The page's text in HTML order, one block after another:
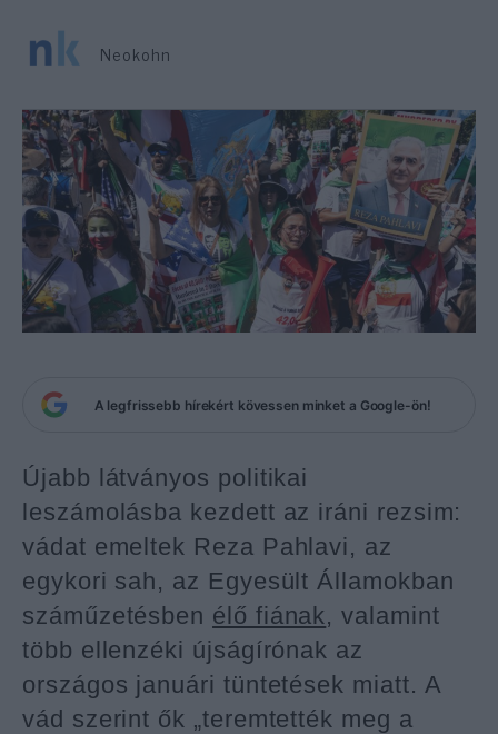
Neokohn
A legfrissebb hírekért kövessen minket a Google-ön!
Újabb látványos politikai
leszámolásba kezdett az iráni rezsim:
vádat emeltek Reza Pahlavi, az
egykori sah, az Egyesült Államokban
száműzetésben élő fiának, valamint
több ellenzéki újságírónak az
országos januári tüntetések miatt. A
vád szerint ők „teremtették meg a